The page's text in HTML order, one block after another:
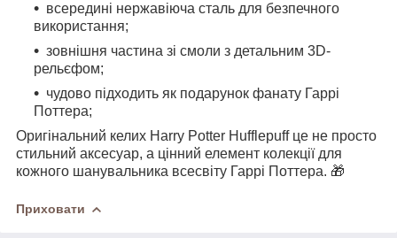
всередині нержавіюча сталь для безпечного
використання;
зовнішня частина зі смоли з детальним 3D-
рельєфом;
чудово підходить як подарунок фанату Гаррі
Поттера;
Оригінальний келих Harry Potter Hufflepuff це не просто
стильний аксесуар, а цінний елемент колекції для
кожного шанувальника всесвіту Гаррі Поттера. 🎁
Приховати